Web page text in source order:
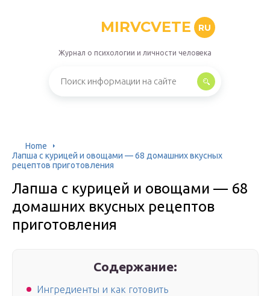
MIRVCVETE RU
Журнал о психологии и личности человека
Home
Лапша с курицей и овощами — 68 домашних вкусных
рецептов приготовления
Лапша с курицей и овощами — 68
домашних вкусных рецептов
приготовления
Содержание:
Ингредиенты и как готовить